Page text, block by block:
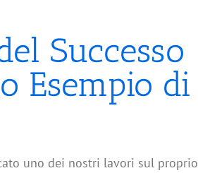
Successo
Esempio di
uno dei nostri lavori sul proprio